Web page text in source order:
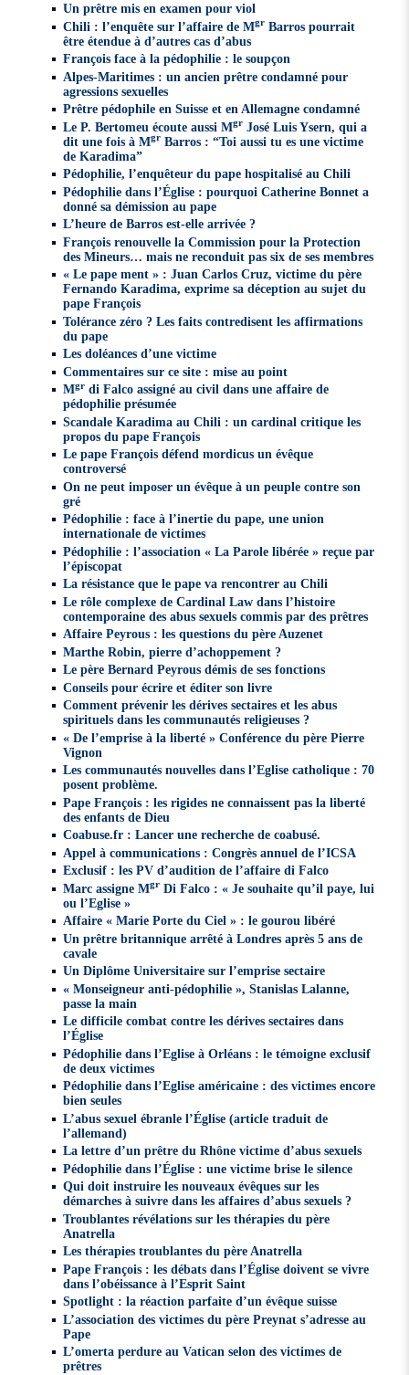
Un prêtre mis en examen pour viol
Chili : l’enquête sur l’affaire de Mgr Barros pourrait
être étendue à d’autres cas d’abus
François face à la pédophilie : le soupçon
Alpes-Maritimes : un ancien prêtre condamné pour
agressions sexuelles
Prêtre pédophile en Suisse et en Allemagne condamné
Le P. Bertomeu écoute aussi Mgr José Luis Ysern, qui a
dit une fois à Mgr Barros : “Toi aussi tu es une victime
de Karadima”
Pédophilie, l’enquêteur du pape hospitalisé au Chili
Pédophilie dans l’Église : pourquoi Catherine Bonnet a
donné sa démission au pape
L’heure de Barros est-elle arrivée ?
François renouvelle la Commission pour la Protection
des Mineurs… mais ne reconduit pas six de ses membres
« Le pape ment » : Juan Carlos Cruz, victime du père
Fernando Karadima, exprime sa déception au sujet du
pape François
Tolérance zéro ? Les faits contredisent les affirmations
du pape
Les doléances d’une victime
Commentaires sur ce site : mise au point
Mgr di Falco assigné au civil dans une affaire de
pédophilie présumée
Scandale Karadima au Chili : un cardinal critique les
propos du pape François
Le pape François défend mordicus un évêque
controversé
On ne peut imposer un évêque à un peuple contre son
gré
Pédophilie : face à l’inertie du pape, une union
internationale de victimes
Pédophilie : l’association « La Parole libérée » reçue par
l’épiscopat
La résistance que le pape va rencontrer au Chili
Le rôle complexe de Cardinal Law dans l’histoire
contemporaine des abus sexuels commis par des prêtres
Affaire Peyrous : les questions du père Auzenet
Marthe Robin, pierre d’achoppement ?
Le père Bernard Peyrous démis de ses fonctions
Conseils pour écrire et éditer son livre
Comment prévenir les dérives sectaires et les abus
spirituels dans les communautés religieuses ?
« De l’emprise à la liberté » Conférence du père Pierre
Vignon
Les communautés nouvelles dans l’Eglise catholique : 70
posent problème.
Pape François : les rigides ne connaissent pas la liberté
des enfants de Dieu
Coabuse.fr : Lancer une recherche de coabusé.
Appel à communications : Congrès annuel de l’ICSA
Exclusif : les PV d’audition de l’affaire di Falco
Marc assigne Mgr Di Falco : « Je souhaite qu’il paye, lui
ou l’Eglise »
Affaire « Marie Porte du Ciel » : le gourou libéré
Un prêtre britannique arrêté à Londres après 5 ans de
cavale
Un Diplôme Universitaire sur l’emprise sectaire
« Monseigneur anti-pédophilie », Stanislas Lalanne,
passe la main
Le difficile combat contre les dérives sectaires dans
l’Église
Pédophilie dans l’Eglise à Orléans : le témoigne exclusif
de deux victimes
Pédophilie dans l’Eglise américaine : des victimes encore
bien seules
L’abus sexuel ébranle l’Église (article traduit de
l’allemand)
La lettre d’un prêtre du Rhône victime d’abus sexuels
Pédophilie dans l’Église : une victime brise le silence
Qui doit instruire les nouveaux évêques sur les
démarches à suivre dans les affaires d’abus sexuels ?
Troublantes révélations sur les thérapies du père
Anatrella
Les thérapies troublantes du père Anatrella
Pape François : les débats dans l’Église doivent se vivre
dans l’obéissance à l’Esprit Saint
Spotlight : la réaction parfaite d’un évêque suisse
L’association des victimes du père Preynat s’adresse au
Pape
L’omerta perdure au Vatican selon des victimes de
prêtres